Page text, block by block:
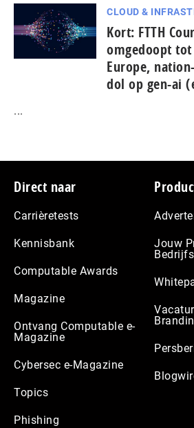
CLOUD &
Kort: FTTH
omgedoopt tot
Europe,
dol op gen-ai
...
Footer
Direct naar
Carrièretests
Kennisbank
Computable Awards
Magazine
Ontvang Computable e-
Magazine
Cybersec e-Magazine
Topics
Phishing
Jouw